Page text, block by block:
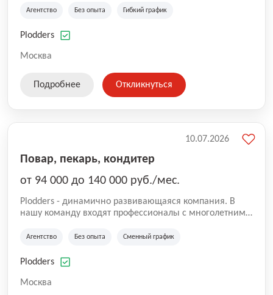
на рынке аутсорсинга, а накопленный опыт позволяют
оказываемых услуг.
Агентство Без опыта Гибкий график
Plodders
Москва
Подробнее Откликнуться
Повар, пекарь, кондитер
от 94 000 до 140 000 руб./мес.
Plodders - динамично развивающаяся компания. В
нашу команду входят профессионалы с многолетним
на рынке аутсорсинга, а накопленный опыт позволяют
оказываемых услуг.
Агентство Без опыта Сменный график
Plodders
Москва
10.07.2026